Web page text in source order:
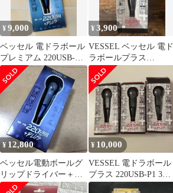
¥9,000
ベッセル 電ドラボール
プレミアム 220USB-
P1BL 限定色 ブルー
¥3,900
VESSEL ベッセル 電ド
ラボールプラス
220USB-P1
¥ 12,800
ベッセル電動ボールグ
リップドライバー＋プ
レミアム限定色青
¥ 10,000
VESSEL 電ドラボール
プラス 220USB-P1 3個
セット